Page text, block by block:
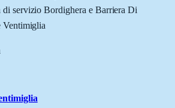
servizio Bordighera e Barriera Di
Ventimiglia